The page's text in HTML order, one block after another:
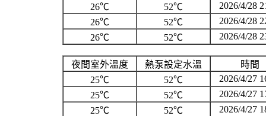
26℃
52℃
2026/4/28
26℃
52℃
2026/4/28
26℃
52℃ 2026/4/28
夜間室外溫度 熱泵設定水溫
時間
25℃
52℃
2026/4/27
25℃
52℃
2026/4/27
25℃
52℃
2026/4/27